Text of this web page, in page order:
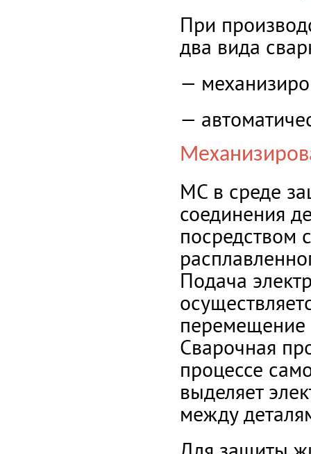
При
два вида
—
—
МС в среде
соединения
посредством
Подача
перемещение
Сварочная
процессе
выделяет
между